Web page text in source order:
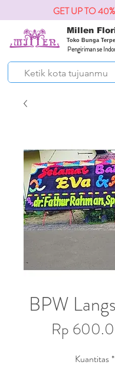
Millen
Toko Bunga
Pengiriman se
GET UP TO
BPW
Rp
Kuantitas*